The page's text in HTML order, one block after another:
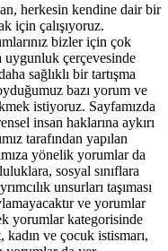
herkesin kendine dair bir
için çalışıyoruz.
bizler için çok
uygunluk çerçevesinde
sağlıklı bir tartışma
bazı yorum ve
istiyoruz. Sayfamızda
insan haklarına aykırı
tarafından yapılan
yönelik yorumlar da
sosyal sınıflara
unsurları taşıması
ve yorumlar
yorumlar kategorisinde
ve çocuk istismarı,